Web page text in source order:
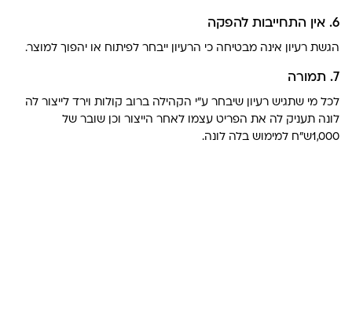
6. אין התחייבות להפקה
הגשת רעיון אינה מבטיחה כי הרעיון ייבחר לפיתוח או יהפוך למוצר.
7. תמורה
לכל מי שתגיש רעיון שיבחר ע”י הקהילה ברוב קולות וירד לייצור לה
לונה תעניק לה את הפריט עצמו לאחר הייצור וכן שובר של
1,000ש”ח למימוש בלה לונה.